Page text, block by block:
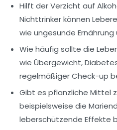
Hilft der Verzicht auf
Nichttrinker können
wie ungesunde
Wie häufig sollte die
wie Übergewicht,
regelmäßiger Check-up
Gibt es pflanzliche Mittel
beispielsweise die
leberschützende Effekte